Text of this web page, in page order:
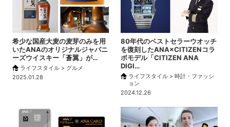
希少な国産大麦の麦芽のみを用
いたANAのオリジナルジャパニ
ーズウイスキー「蒼翼」が…
ライフスタイル > グルメ
2025.01.28
80年代のベストセラーウオッチ
を復刻したANA×CITIZENコラ
ボモデル「CITIZEN ANA
DIGI…
ライフスタイル > 時計・ファッシ
ョン
2024.12.26